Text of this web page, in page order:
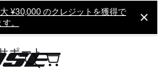
¥30,000 のクレジットを獲得で
。
ポート